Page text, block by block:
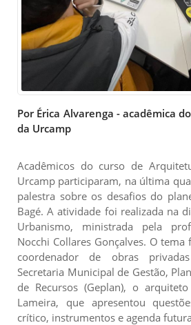
Por Érica Alvarenga - acadêmica
da Urcamp
Acadêmicos do curso de
Urcamp participaram, na última
palestra sobre os desafios do
Bagé. A atividade foi realizada na
Urbanismo, ministrada pela
Nocchi Collares Gonçalves. O
coordenador de obras
Secretaria Municipal de Gestão,
de Recursos (Geplan), o
Lameira, que apresentou
crítico, instrumentos e agenda